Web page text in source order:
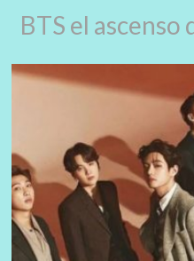
BTS el ascenso